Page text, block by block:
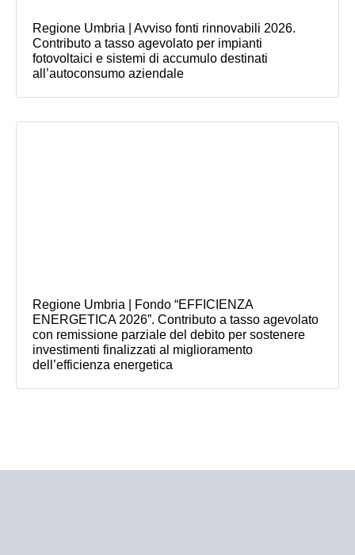
Regione Umbria | Avviso fonti rinnovabili 2026.
Contributo a tasso agevolato per impianti
fotovoltaici e sistemi di accumulo destinati
all’autoconsumo aziendale
Regione Umbria | Fondo “EFFICIENZA
ENERGETICA 2026”. Contributo a tasso agevolato
con remissione parziale del debito per sostenere
investimenti finalizzati al miglioramento
dell’efficienza energetica